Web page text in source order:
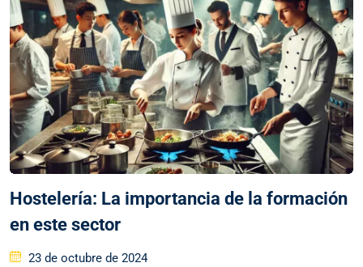
Hostelería: La importancia de la formación
en este sector
23 de octubre de 2024